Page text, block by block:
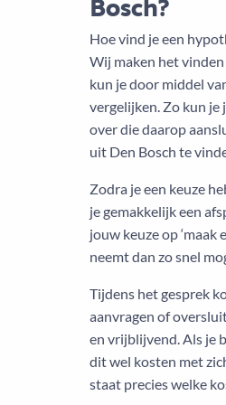
Hoe vind je een
Wij maken het
kun je door middel
vergelijken. Zo kun je
over die daarop
uit Den Bosch te
Zodra je een keuze
je gemakkelijk een
jouw keuze op ‘maak
neemt dan zo snel
Tijdens het gesprek
aanvragen of
en vrijblijvend. Als je
dit wel kosten met
staat precies welke